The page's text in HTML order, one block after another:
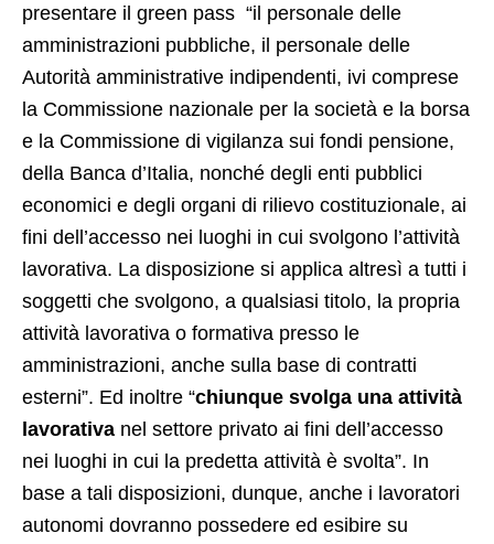
presentare il green pass “il personale delle
amministrazioni pubbliche, il personale delle
Autorità amministrative indipendenti, ivi comprese
la Commissione nazionale per la società e la borsa
e la Commissione di vigilanza sui fondi pensione,
della Banca d’Italia, nonché degli enti pubblici
economici e degli organi di rilievo costituzionale, ai
fini dell’accesso nei luoghi in cui svolgono l’attività
lavorativa. La disposizione si applica altresì a tutti i
soggetti che svolgono, a qualsiasi titolo, la propria
attività lavorativa o formativa presso le
amministrazioni, anche sulla base di contratti
esterni”. Ed inoltre “chiunque svolga una attività
lavorativa nel settore privato ai fini dell’accesso
nei luoghi in cui la predetta attività è svolta”. In
base a tali disposizioni, dunque, anche i lavoratori
autonomi dovranno possedere ed esibire su